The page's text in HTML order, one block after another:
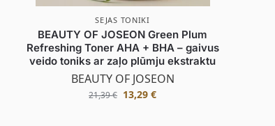
SEJAS TONIKI
BEAUTY OF JOSEON Green Plum
Refreshing Toner AHA + BHA – gaivus
veido toniks ar zaļo plūmju ekstraktu
BEAUTY OF JOSEON
21,39€ 13,29€